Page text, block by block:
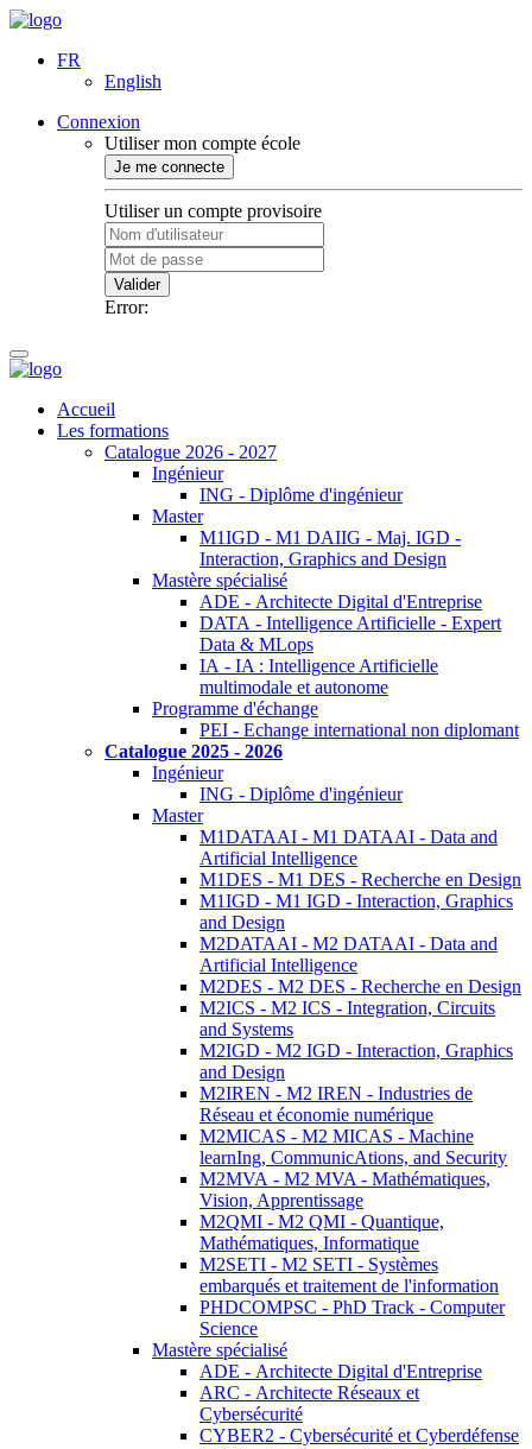
FR
English
Connexion
Utiliser mon compte école
Je me connecte
Utiliser un compte provisoire
Valider
Error:
Accueil
Les formations
Catalogue 2026 - 2027
Ingénieur
ING - Diplôme d'ingénieur
Master
M1IGD - M1 DAIIG - Maj. IGD -
Interaction, Graphics and Design
Mastère spécialisé
ADE - Architecte Digital d'Entreprise
DATA - Intelligence Artificielle - Expert
Data & MLops
IA - IA : Intelligence Artificielle
multimodale et autonome
Programme d'échange
PEI - Echange international non diplomant
Catalogue 2025 - 2026
Ingénieur
ING - Diplôme d'ingénieur
Master
M1DATAAI - M1 DATAAI - Data and
Artificial Intelligence
M1DES - M1 DES - Recherche en Design
M1IGD - M1 IGD - Interaction, Graphics
and Design
M2DATAAI - M2 DATAAI - Data and
Artificial Intelligence
M2DES - M2 DES - Recherche en Design
M2ICS - M2 ICS - Integration, Circuits
and Systems
M2IGD - M2 IGD - Interaction, Graphics
and Design
M2IREN - M2 IREN - Industries de
Réseau et économie numérique
M2MICAS - M2 MICAS - Machine
learnIng, CommunicAtions, and Security
M2MVA - M2 MVA - Mathématiques,
Vision, Apprentissage
M2QMI - M2 QMI - Quantique,
Mathématiques, Informatique
M2SETI - M2 SETI - Systèmes
embarqués et traitement de l'information
PHDCOMPSC - PhD Track - Computer
Science
Mastère spécialisé
ADE - Architecte Digital d'Entreprise
ARC - Architecte Réseaux et
Cybersécurité
CYBER2 - Cybersécurité et Cyberdéfense